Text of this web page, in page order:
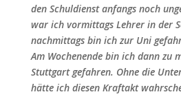
den Schuldienst anfangs noch
war ich vormittags Lehrer in der
nachmittags bin ich zur Uni
Am Wochenende bin ich dann zu
Stuttgart gefahren. Ohne die
hätte ich diesen Kraftakt